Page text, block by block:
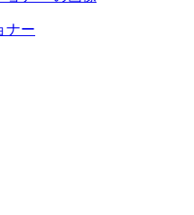
ナー